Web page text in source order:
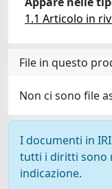
1.1 Articolo in
File in questo
Non ci sono file
I documenti in
tutti i diritti sono
indicazione.